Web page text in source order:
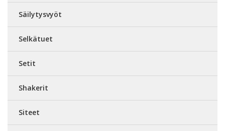
Säilytysvyöt
Selkätuet
Setit
Shakerit
Siteet